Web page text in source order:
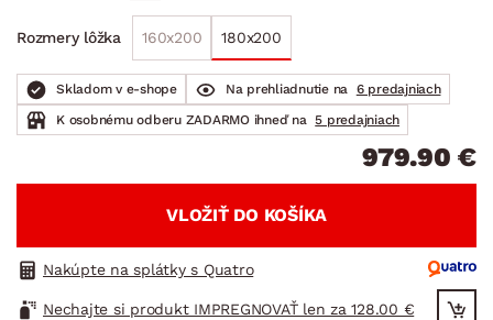
Rozmery lôžka 160x200 180x200
Skladom v e-shope Na prehliadnutie na
6 predajniach
K osobnému odberu ZADARMO ihneď na 5 predajniach
979.90 €
VLOŽIŤ DO KOŠÍKA
Nakúpte na splátky s Quatro
Nechajte si produkt IMPREGNOVAŤ len za 128.00 €